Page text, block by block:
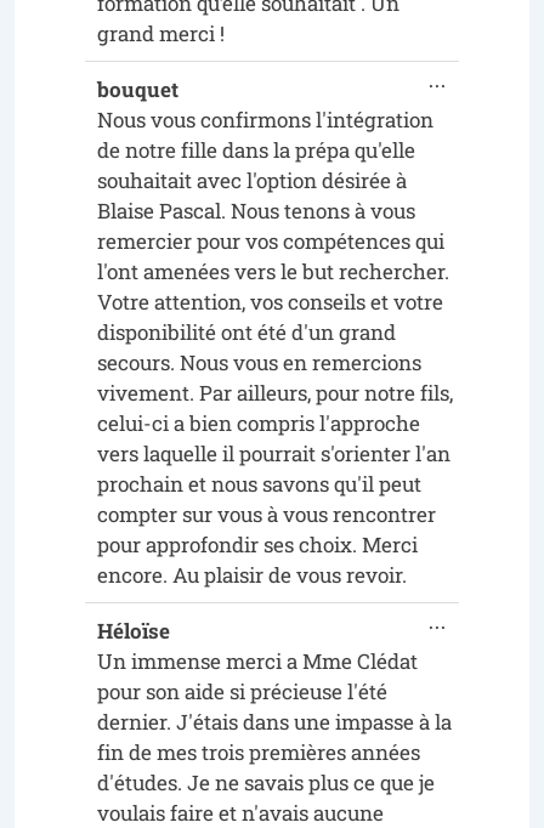
grand merci !
bouquet
Nous vous confirmons l'intégration
de notre fille dans la prépa qu'elle
souhaitait avec l'option désirée à
Blaise Pascal. Nous tenons à vous
remercier pour vos compétences qui
l'ont amenées vers le but rechercher.
Votre attention, vos conseils et votre
disponibilité ont été d'un grand
secours. Nous vous en remercions
vivement. Par ailleurs, pour notre fils,
celui-ci a bien compris l'approche
vers laquelle il pourrait s'orienter l'an
prochain et nous savons qu'il peut
compter sur vous à vous rencontrer
pour approfondir ses choix. Merci
encore. Au plaisir de vous revoir.
...
Héloïse
Un immense merci a Mme Clédat
pour son aide si précieuse l'été
dernier. J'étais dans une impasse à la
fin de mes trois premières années
d'études. Je ne savais plus ce que je
voulais faire et n'avais aucune
...